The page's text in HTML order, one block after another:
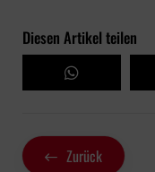
Diesen Artikel teilen
Zurück